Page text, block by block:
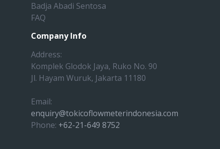
Badja Abadi Sentosa
FAQ
Company Info
Address:
Komplek Glodok Jaya, Ruko No. 90
Jl. Hayam Wuruk, Jakarta 11180
Email:
enquiry@tokicoflowmeterindonesia.com
Phone: +62-21-649 8752